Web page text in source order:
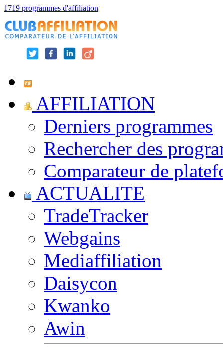
1719 programmes d'affiliation
AFFILIATION
Derniers programmes
Rechercher des
Comparateur de
ACTUALITE
TradeTracker
Webgains
Mediaffiliation
Daisycon
Kwanko
Awin